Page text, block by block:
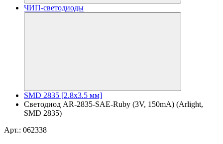
ЧИП-светодиоды
SMD 2835 [2.8x3.5 мм]
Светодиод AR-2835-SAE-Ruby (3V, 150mA) (Arlight,
SMD 2835)
Арт.: 062338